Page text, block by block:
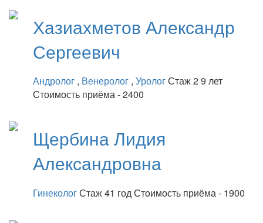
Хазиахметов Александр
Сергеевич
Андролог , Венеролог , УрологСтаж 2 9 лет
Стоимость приёма - 2400
ЩербинаЛидия
Александровна
ГинекологСтаж 41 год Стоимость приёма - 1900